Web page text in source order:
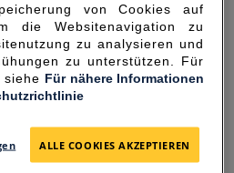
FOR THE
von Cookies auf
die Websitenavigation zu
zu analysieren und
zu unterstützen. Für
siehe Für nähere Informationen
ALLE COOKIES AKZEPTIEREN